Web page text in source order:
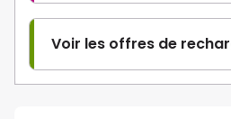
Voir les offres de